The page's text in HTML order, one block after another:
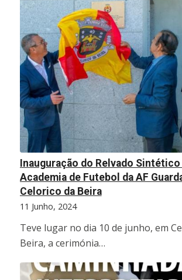
Inauguração do Relvado Sintético
Academia de Futebol da AF
Celorico da Beira
11 Junho, 2024
Teve lugar no dia 10 de junho, em
Beira, a cerimónia…